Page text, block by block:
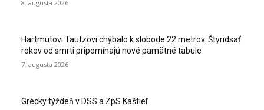
8. augusta 2026
Hartmutovi Tautzovi chýbalo k slobode 22 metrov. Štyridsať
rokov od smrti pripomínajú nové pamätné tabule
7. augusta 2026
Grécky týždeň v DSS a ZpS Kaštieľ